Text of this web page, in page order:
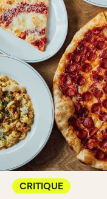
CRITIQUE